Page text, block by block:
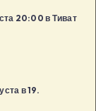
20:00 в Тиват
в 19.